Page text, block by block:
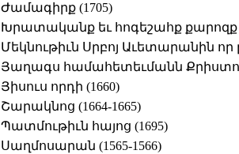
Ժամագիրք (1705)
Խրատականք եւ հոգեշահք քարոզք
Մեկնութիւն Սրբոյ Աւետարանին որ
Յաղագս համահետեւմանն
Յիսուս որդի (1660)
Շարակնոց (1664-1665)
Պատմութիւն հայոց (1695)
Սաղմոսարան (1565-1566)